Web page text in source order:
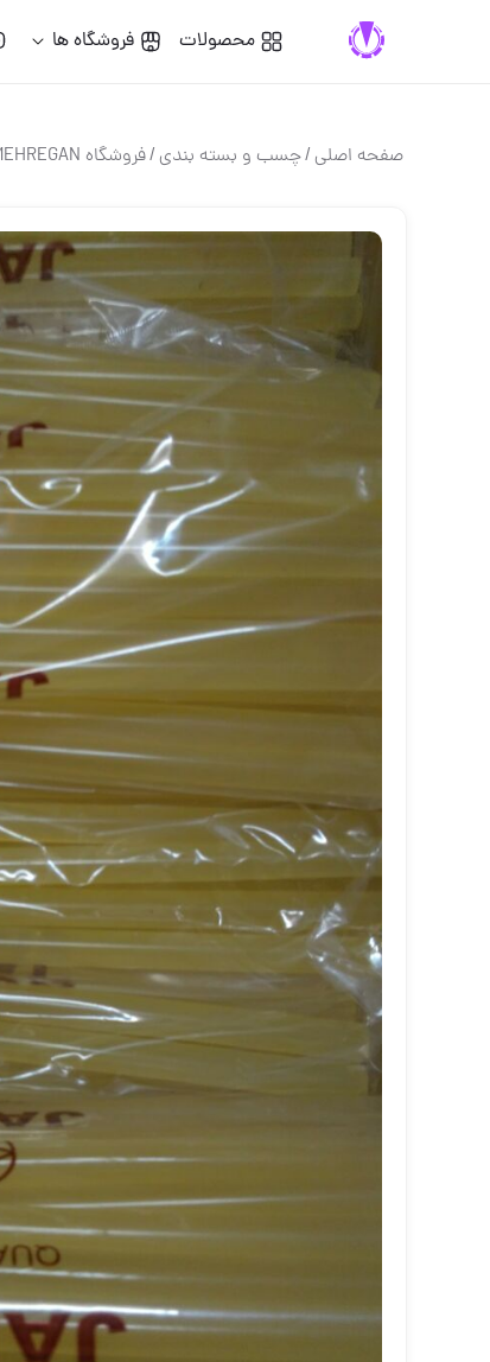
محصولات فروشگاه ها
صفحه اصلی/چسب و بسته بندي/فروشگاه MEHREGAN